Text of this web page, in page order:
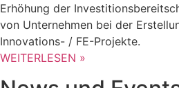
Erhöhung der
von Unternehmen bei der
Innovations- / FE-Projekte.
WEITERLESEN »